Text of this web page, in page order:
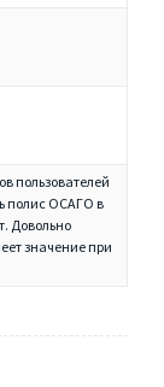
пользователей
полис ОСАГО в
Довольно
значение при